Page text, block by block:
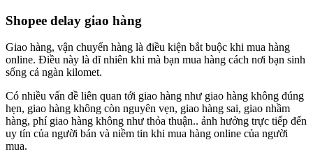
Shopee delay giao hàng
Giao hàng, vận chuyển hàng là điều kiện bắt buộc khi mua hàng
online. Điều này là dĩ nhiên khi mà bạn mua hàng cách nơi bạn sinh
sống cả ngàn kilomet.
Có nhiều vấn đề liên quan tới giao hàng như giao hàng không đúng
hẹn, giao hàng không còn nguyên vẹn, giao hàng sai, giao nhầm
hàng, phí giao hàng không như thỏa thuận.. ảnh hưởng trực tiếp đến
uy tín của người bán và niềm tin khi mua hàng online của người
mua.